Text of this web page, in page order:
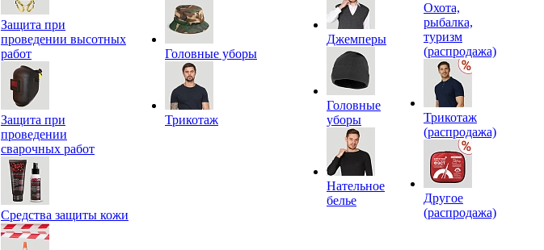
Защита при
проведении высотных
работ
Защита при
проведении
сварочных работ
Средства защиты кожи
Головные уборы
Трикотаж
Джемперы
Головные
уборы
Нательное
белье
Охота,
рыбалка,
туризм
(распродажа)
Трикотаж
(распродажа)
Другое
(распродажа)